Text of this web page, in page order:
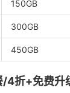
150GB
300GB
450GB
4折+免费升